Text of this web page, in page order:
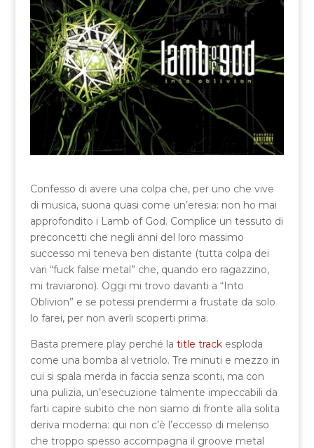
Confesso di avere una colpa che, per uno che vive
di musica, suona quasi come un’eresia: non ho mai
approfondito i Lamb of God. Complice un tessuto di
preconcetti che negli anni del loro massimo
successo mi teneva ben distante (tutta colpa dei
vari “fuck false metal” che, quando ero ragazzino,
mi traviarono). Oggi mi trovo davanti a “Into
Oblivion” e se potessi prendermi a frustate da solo
lo farei, per non averli scoperti prima.
Basta premere play perché la title trackesploda
come una bomba al vetriolo. Tre minuti e mezzo in
cui si spala merda in faccia senza sconti, ma con
una pulizia, un’esecuzione talmente impeccabili da
farti capire subito che non siamo di fronte alla solita
deriva moderna: qui non c’è l’eccesso di melenso
che troppo spesso accompagna il groove metal